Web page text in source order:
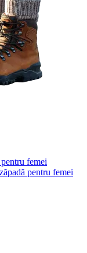
femei
pentru femei